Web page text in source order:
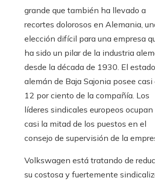
grande que también ha llevado a
recortes dolorosos en Alemania,
elección difícil para una empresa
ha sido un pilar de la industria
desde la década de 1930. El estado
alemán de Baja Sajonia posee casi
12 por ciento de la compañía. Los
líderes sindicales europeos ocupan
casi la mitad de los puestos en el
consejo de supervisión de la
Volkswagen está tratando de
su costosa y fuertemente